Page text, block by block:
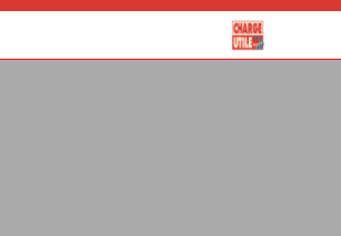
des cookies